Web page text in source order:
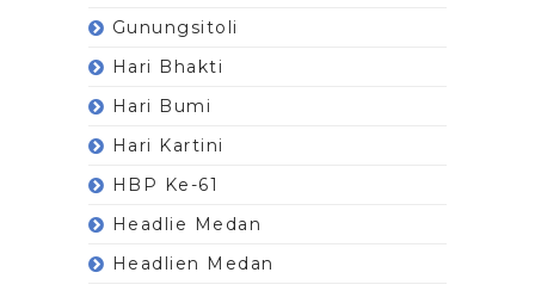
Gunungsitoli
Hari Bhakti
Hari Bumi
Hari Kartini
HBP Ke-61
Headlie Medan
Headlien Medan